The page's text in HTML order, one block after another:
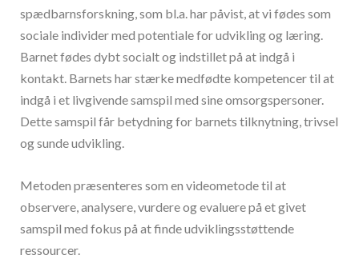
spædbarnsforskning, som bl.a. har påvist, at vi fødes som
sociale individer med potentiale for udvikling og læring.
Barnet fødes dybt socialt og indstillet på at indgå i
kontakt. Barnets har stærke medfødte kompetencer til at
indgå i et livgivende samspil med sine omsorgspersoner.
Dette samspil får betydning for barnets tilknytning, trivsel
og sunde udvikling.
Metoden præsenteres som en videometode til at
observere, analysere, vurdere og evaluere på et givet
samspil med fokus på at finde udviklingsstøttende
ressourcer.